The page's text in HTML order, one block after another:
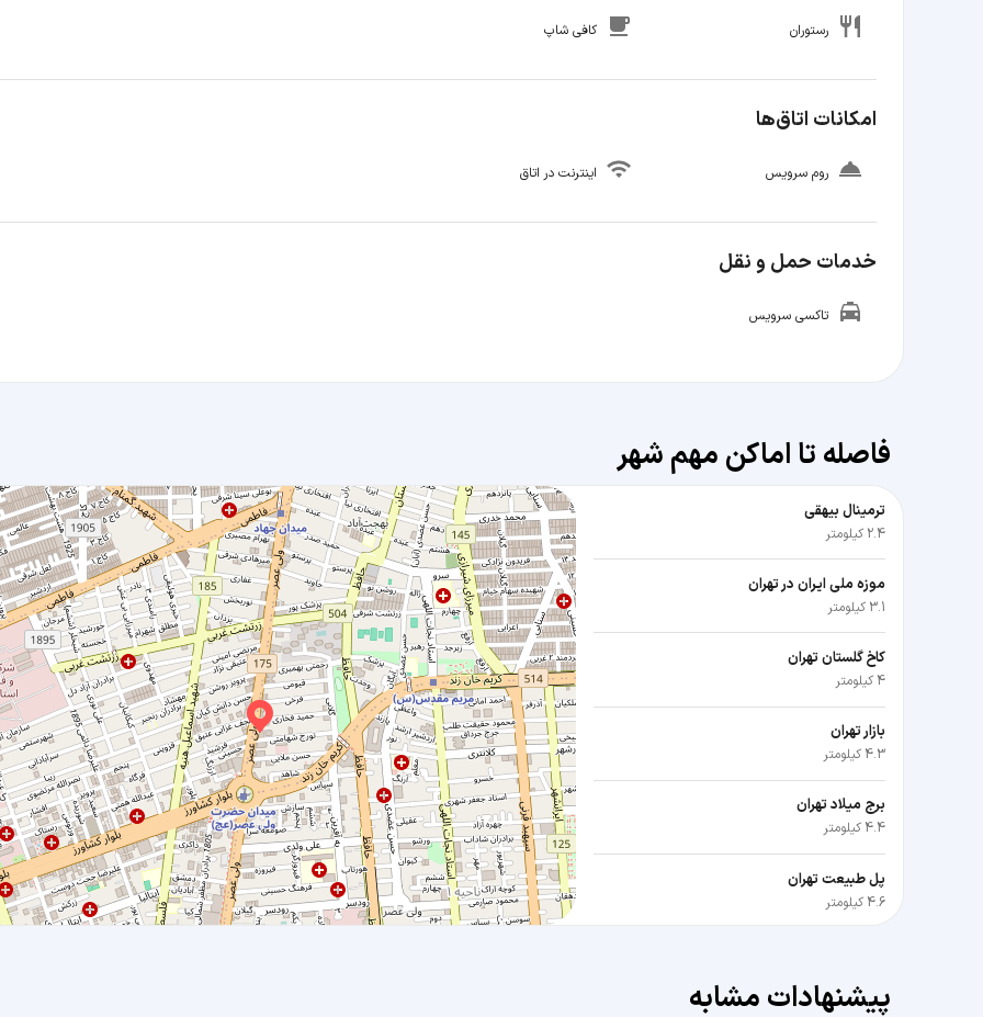
رستوران کافی شاپ
امکانات اتاق‌ها
روم سرویس اینترنت در اتاق
خدمات حمل و نقل
تاکسی سرویس
فاصله تا اماکن مهم شهر
ترمینال بیهقی
2.4 کیلومتر
موزه ملی ایران در تهران
3.1 کیلومتر
کاخ گلستان تهران
4 کیلومتر
بازار تهران
4.3 کیلومتر
برج میلاد تهران
4.4 کیلومتر
پل طبیعت تهران
4.6 کیلومتر
پیشنهادات مشابه